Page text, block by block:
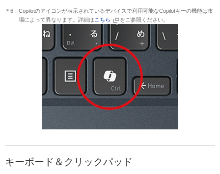
＊6：Copilotのアイコンが表示されているデバイスで利用可能なCopilotキーの機能は市
場によって異なります。詳細は こちら をご参照ください。
キーボード＆クリックパッド